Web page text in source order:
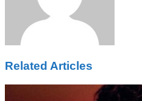
Related Articles